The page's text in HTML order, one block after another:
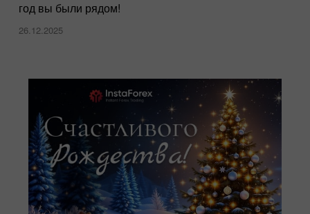
год вы были рядом!
26.12.2025